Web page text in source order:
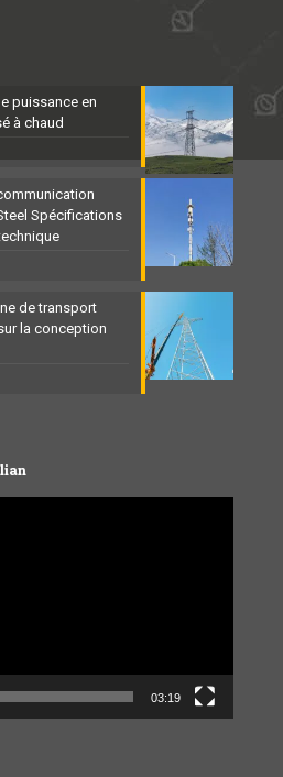
puissance en
à chaud
Spécifications
de transport
la conception
03:19